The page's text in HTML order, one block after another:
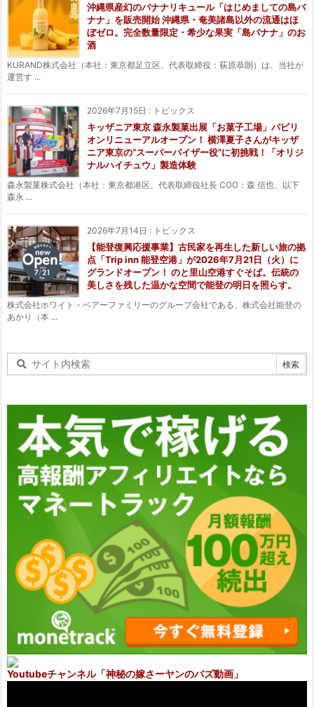
沖縄県産幻のバナナリキュール「はじめましての島バ
ナナ」を販売開始 沖縄県・奄美諸島以外の流通はほ
ぼゼロ。完全数量限定・希少な果実「島バナナ」のお
酒
KURAND株式会社（本社：東京都足立区、代表取締役：荻原恭朗）は、当社が
運営す ...
2026年7月15日 : トピックス
キッザニア東京 森永製菓出展「お菓子工場」パビリ
オンリニューアルオープン！ 横澤夏子さんがキッザ
ニア東京の“スーパーバイザー役”に初挑戦！「オリジ
ナルハイチュウ」製造体験
森永製菓株式会社（本社：東京都港区、代表取締役社長 COO：森 信也、以下
森永 ...
2026年7月14日 : トピックス
【能登復興応援事業】古民家を再生した新しい旅の拠
点「Trip inn 能登空港」が2026年7月21日（火）に
グランドオープン！ のと里山空港すぐそば。伝統の
美しさを残した温かな空間で能登の明日を照らす。
株式会社ホワイト・ベアーファミリーのグループ会社である、株式会社能登の
あかり（本 ...
Youtubeチャンネル「神秘の嫁さーヤンのバズ動画」